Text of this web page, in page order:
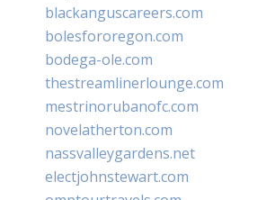
blackanguscareers.com
bolesfororegon.com
bodega-ole.com
thestreamlinerlounge.com
mestrinorubanofc.com
novelatherton.com
nassvalleygardens.net
electjohnstewart.com